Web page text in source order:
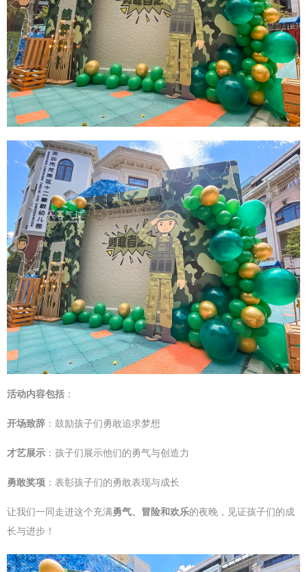
活动内容包括 ：
开场致辞 ：鼓励孩子们勇敢追求梦想
才艺展示 ：孩子们展示他们的勇气与创造力
勇敢奖项 ：表彰孩子们的勇敢表现与成长
让我们一同走进这个充满勇气、冒险和欢乐的夜晚，见证孩子们的成
长与进步！